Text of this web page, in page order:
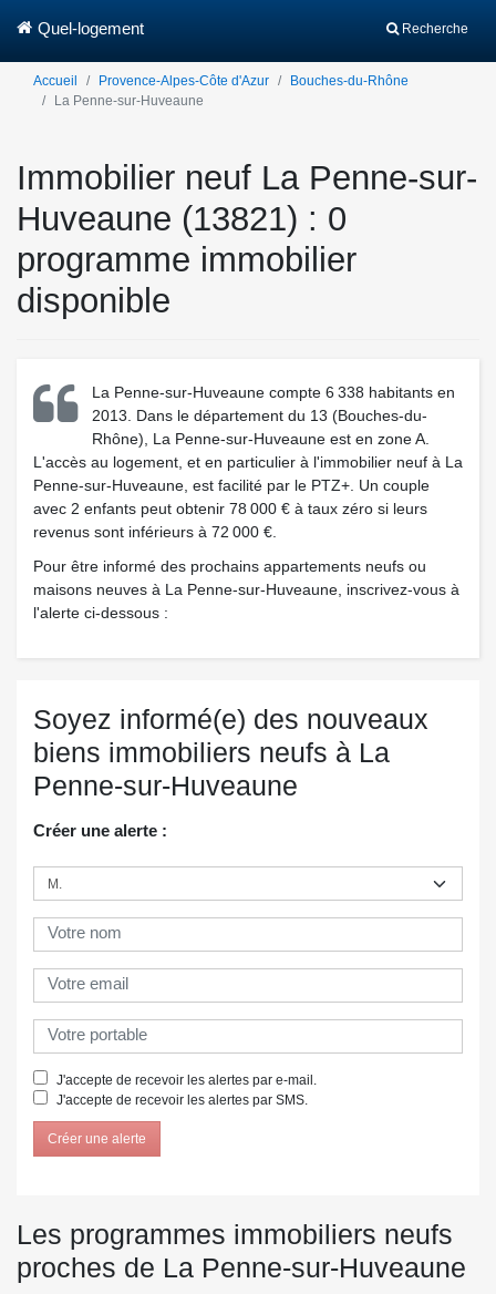
Recherche
Quel-logement
Accueil Provence-Alpes-Côte d'Azur
Bouches-du-Rhône
La Penne-sur-Huveaune
Immobilier neuf La Penne-sur-
Huveaune (13821) : 0
programme immobilier
disponible
La Penne-sur-Huveaune compte 6 338 habitants en
2013. Dans le département du 13 (Bouches-du-
Rhône), La Penne-sur-Huveaune est en zone A.
L'accès au logement, et en particulier à l'immobilier neuf à La
Penne-sur-Huveaune, est facilité par le PTZ+. Un couple
avec 2 enfants peut obtenir 78 000 € à taux zéro si leurs
revenus sont inférieurs à 72 000 €.
Pour être informé des prochains appartements neufs ou
maisons neuves à La Penne-sur-Huveaune, inscrivez-vous à
l'alerte ci-dessous :
Soyez informé(e) des nouveaux
biens immobiliers neufs à La
Penne-sur-Huveaune
Créer une alerte :
J'accepte de recevoir les alertes par e-mail.
J'accepte de recevoir les alertes par SMS.
Créer une alerte
Les programmes immobiliers neufs
proches de La Penne-sur-Huveaune